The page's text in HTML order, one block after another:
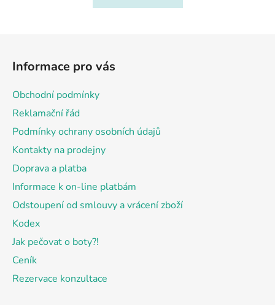
Informace pro vás
Obchodní podmínky
Reklamační řád
Podmínky ochrany osobních údajů
Kontakty na prodejny
Doprava a platba
Informace k on-line platbám
Odstoupení od smlouvy a vrácení zboží
Kodex
Jak pečovat o boty?!
Ceník
Rezervace konzultace